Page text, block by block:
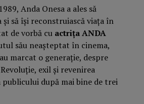
Anda Onesa a ales să
și să își reconstruiască viața în
de vorbă cu actrița ANDA
său neașteptat în cinema,
marcat o generație, despre
exil și revenirea
după mai bine de trei